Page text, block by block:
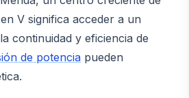
V significa acceder a un
continuidad y eficiencia de
de potencia pueden